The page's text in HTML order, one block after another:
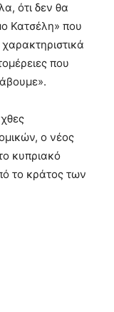
ότι δεν θα
Κατσέλη» που
που
ο νέος
κυπριακό
το κράτος των